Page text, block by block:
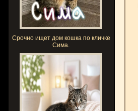
Срочно ищет дом кошка по кличке
Сима.